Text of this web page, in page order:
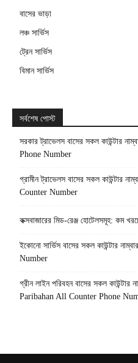
বাসের ভাড়া
লঞ্চ সার্ভিস
ট্রেন সার্ভিস
বিমান সার্ভিস
সর্বশেষ পোস্ট
সরকার ট্রাভেলস বাসের সকল কাউন্টার
Phone Number
গ্রামীন ট্রাভেলস বাসের সকল কাউন্টার
Counter Number
কক্সবাজারের মিড-রেঞ্জ হোটেলসমূহ: কম
ইকোনো সার্ভিস বাসের সকল কাউন্টার
Number
গ্রীন লাইন পরিবহন বাসের সকল
Paribahan All Counter Phone